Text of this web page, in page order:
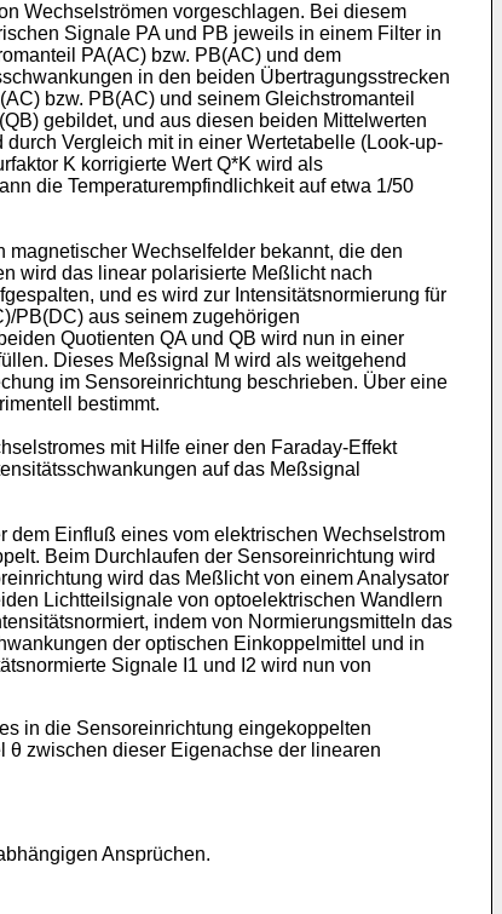
Wechselströmen vorgeschlagen. Bei diesem
Signale PA und PB jeweils in einem Filter in
PA(AC) bzw. PB(AC) und dem
in den beiden Übertragungsstrecken
bzw. PB(AC) und seinem Gleichstromanteil
gebildet, und aus diesen beiden Mittelwerten
Vergleich mit in einer Wertetabelle (Look-up-
K korrigierte Wert Q*K wird als
die Temperaturempfindlichkeit auf etwa 1/50
Wechselfelder bekannt, die den
wird das linear polarisierte Meßlicht nach
und es wird zur Intensitätsnormierung für
PB(DC) aus seinem zugehörigen
Quotienten QA und QB wird nun in einer
Dieses Meßsignal M wird als weitgehend
im Sensoreinrichtung beschrieben. Über eine
bestimmt.
mit Hilfe einer den Faraday-Effekt
auf das Meßsignal
dem Einfluß eines vom elektrischen Wechselstrom
Beim Durchlaufen der Sensoreinrichtung wird
wird das Meßlicht von einem Analysator
Lichtteilsignale von optoelektrischen Wandlern
indem von Normierungsmitteln das
der optischen Einkoppelmittel und in
Signale I1 und I2 wird nun von
in die Sensoreinrichtung eingekoppelten
zwischen dieser Eigenachse der linearen
Ansprüchen.